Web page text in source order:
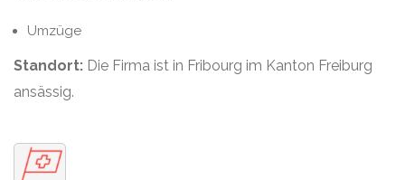
Umzüge
Standort: Die Firma ist in Fribourg im Kanton Freiburg
ansässig.